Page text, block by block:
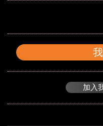
加入